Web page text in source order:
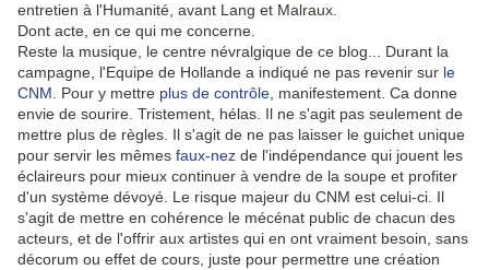
entretien à l'Humanité, avant Lang et Malraux.
Dont acte, en ce qui me concerne.
Reste la musique, le centre névralgique de ce blog... Durant la
campagne, l'Equipe de Hollande a indiqué ne pas revenir sur le
CNM . Pour y mettre plus de contrôle , manifestement. Ca donne
envie de sourire. Tristement, hélas. Il ne s'agit pas seulement de
mettre plus de règles. Il s'agit de ne pas laisser le guichet unique
pour servir les mêmes faux-nez de l'indépendance qui jouent les
éclaireurs pour mieux continuer à vendre de la soupe et profiter
d'un système dévoyé. Le risque majeur du CNM est celui-ci. Il
s'agit de mettre en cohérence le mécénat public de chacun des
acteurs, et de l'offrir aux artistes qui en ont vraiment besoin, sans
décorum ou effet de cours, juste pour permettre une création